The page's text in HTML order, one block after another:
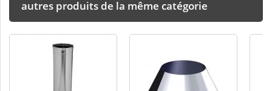
autres produits de la même catégorie